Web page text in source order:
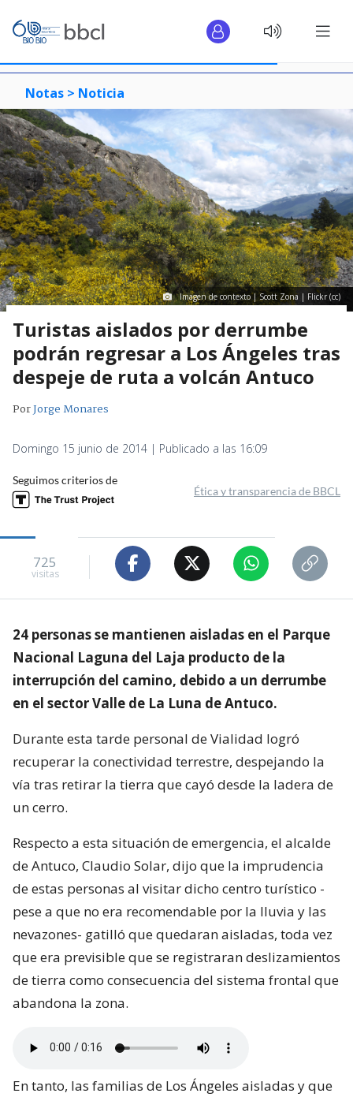
Notas > Noticia
Imagen de contexto | Scott Zona | Flickr (cc)
Turistas aislados por derrumbe
podrán regresar a Los Ángeles tras
despeje de ruta a volcán Antuco
PorJorge Monares
Domingo 15 junio de 2014 | Publicado a las 16:09
Seguimos criterios de
Ética y transparencia de BBCL
725
visitas
24 personas se mantienen aisladas en el Parque
Nacional Laguna del Laja producto de la
interrupción del camino, debido a un derrumbe
en el sector Valle de La Luna de Antuco.
Durante esta tarde personal de Vialidad logró
recuperar la conectividad terrestre, despejando la
vía tras retirar la tierra que cayó desde la ladera de
un cerro.
Respecto a esta situación de emergencia, el alcalde
de Antuco, Claudio Solar, dijo que la imprudencia
de estas personas al visitar dicho centro turístico -
pese a que no era recomendable por la lluvia y las
nevazones- gatilló que quedaran aisladas, toda vez
que era previsible que se registraran deslizamientos
de tierra como consecuencia del sistema frontal que
abandona la zona.
En tanto, las familias de Los Ángeles aisladas y que